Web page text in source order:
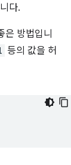
다.
은 방법입니
등의 값을 허